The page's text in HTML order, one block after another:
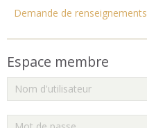
Demande de renseignements
Espace membre